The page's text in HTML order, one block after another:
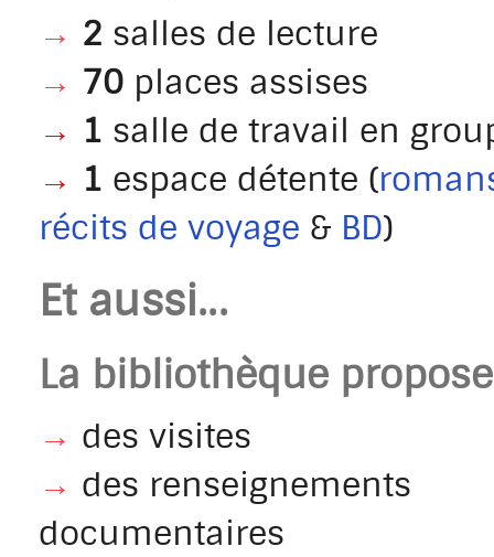
→ 2 salles de lecture
→ 70places assises
→ 1 salle de travail en
→ 1 espace détente (
récits de voyage & BD)
Et aussi...
La bibliothèque
→ des visites
→ des renseignements
documentaires